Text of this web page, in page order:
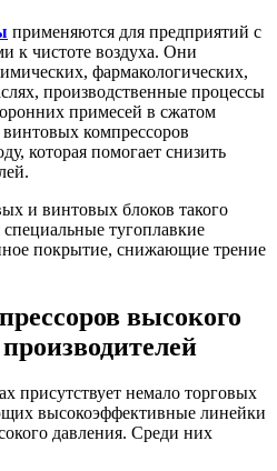
применяются для предприятий с
к чистоте воздуха. Они
фармакологических,
производственные процессы
примесей в сжатом
компрессоров
которая помогает снизить
и винтовых блоков такого
тугоплавкие
покрытие, снижающие трение
высокого
присутствует немало торговых
высокоэффективные линейки
давления. Среди них